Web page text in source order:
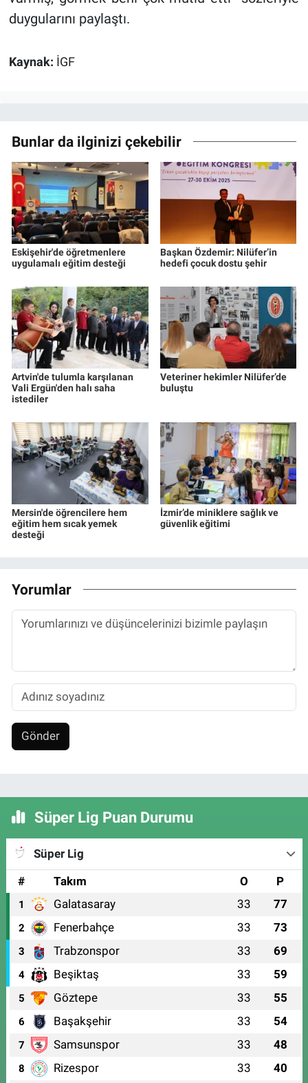
duygularını paylaştı.
Kaynak: İGF
Bunlar da ilginizi çekebilir
Eskişehir'de öğretmenlere
uygulamalı eğitim desteği
Başkan Özdemir: Nilüfer’in
hedefi çocuk dostu şehir
Artvin'de tulumla karşılanan
Vali Ergün'den halı saha
istediler
Veteriner hekimler Nilüfer’de
buluştu
Mersin'de öğrencilere hem
eğitim hem sıcak yemek
desteği
İzmir’de miniklere sağlık ve
güvenlik eğitimi
Yorumlar
Gönder
Süper Lig Puan Durumu
Süper Lig
#
Takım O P
1 Galatasaray 33 77
2 Fenerbahçe 33 73
3 Trabzonspor 33 69
4 Beşiktaş 33 59
5 Göztepe 33 55
6 Başakşehir 33 54
7 Samsunspor 33 48
8 Rizespor 33 40